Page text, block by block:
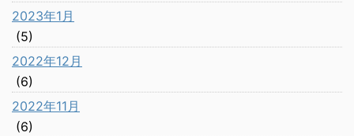
2023年1月
(5)
2022年12月
(6)
2022年11月
(6)